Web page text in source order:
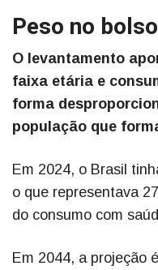
Peso no bolso
O levantamento
faixa etária e
forma
população que
Em 2024, o Brasil
o que representava
do consumo com
Em 2044, a projeção